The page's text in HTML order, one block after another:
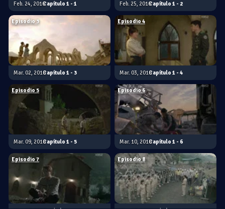
1 - 1
Feb. 24, 2016 1 - 2
Feb. 25, 2016
1 - 3
Episodio 3
Mar. 02, 2016 1 - 4
Episodio 4
Mar. 03, 2016
1 - 5
Episodio 5
Mar. 09, 2016 1 - 6
Episodio 6
Mar. 10, 2016
Episodio 7 Episodio 8